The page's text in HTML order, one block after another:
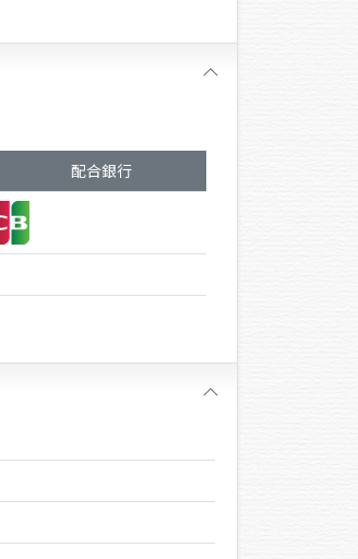
配合銀行